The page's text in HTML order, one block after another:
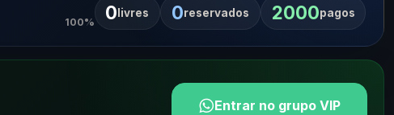
100% 0 livres 0reservados 2000pagos
Entrar no grupo VIP